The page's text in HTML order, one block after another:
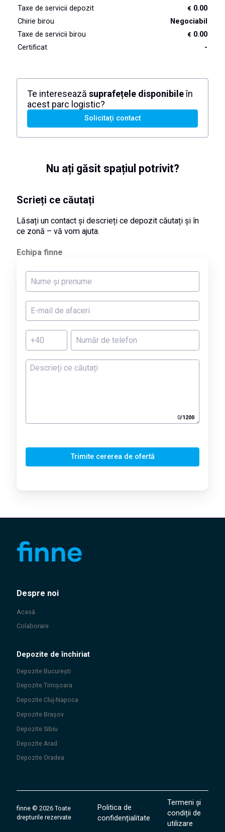
Taxe de servicii depozit
€ 0.00
Chirie birou
Negociabil
Taxe de servicii birou
€ 0.00
Certificat
-
Te interesează suprafețele disponibileîn
acest parc logistic?
Solicitați contact
Nu ați găsit spațiul potrivit?
Scrieți ce căutați
Lăsați un contact și descrieți ce depozit căutați și în
ce zonă – vă vom ajuta.
Echipa finne
0/1200
Trimite cererea de ofertă
Despre noi
Acasă
Colaborare
Depozite de închiriat
Depozite București
Depozite Timișoara
Depozite Cluj-Napoca
Depozite Brașov
Depozite Sibiu
Depozite Arad
Depozite Oradea
finne © 2026 Toate
drepturile rezervate
Politica de
confidențialitate
Termeni și
condiții de
utilizare